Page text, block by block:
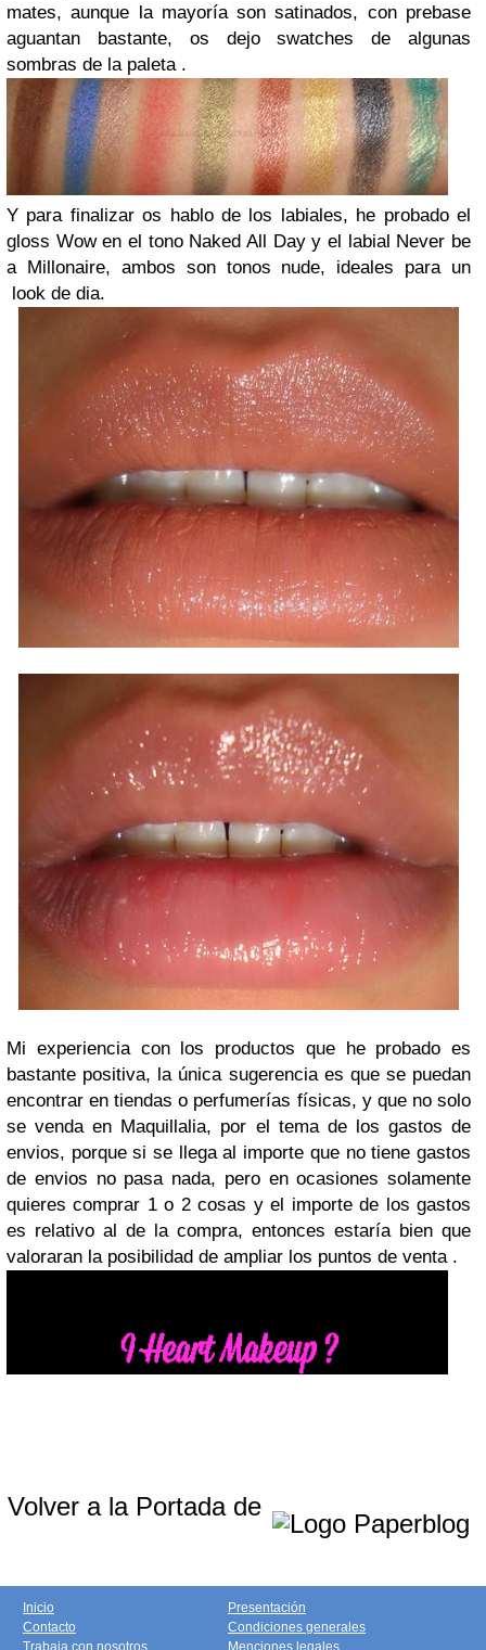
mates, aunque la mayoría son satinados, con prebase
aguantan bastante, os dejo swatches de algunas
sombras de la paleta .
Y para finalizar os hablo de los labiales, he probado el
gloss Wow en el tono Naked All Day y el labial Never be
a Millonaire, ambos son tonos nude, ideales para un
look de dia.
Mi experiencia con los productos que he probado es
bastante positiva, la única sugerencia es que se puedan
encontrar en tiendas o perfumerías físicas, y que no solo
se venda en Maquillalia, por el tema de los gastos de
envios, porque si se llega al importe que no tiene gastos
de envios no pasa nada, pero en ocasiones solamente
quieres comprar 1 o 2 cosas y el importe de los gastos
es relativo al de la compra, entonces estaría bien que
valoraran la posibilidad de ampliar los puntos de venta .
Volver a la Portada de
Inicio
Contacto
Trabaja con nosotros
Presentación
Condiciones generales
Menciones legales